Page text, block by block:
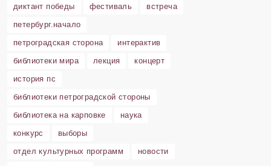
диктант победы
фестиваль
встреча
петербург.начало
петроградская сторона
интерактив
библиотеки мира
лекция
концерт
история пс
библиотеки петроградской стороны
библиотека на карповке
наука
конкурс
выборы
отдел культурных программ
новости